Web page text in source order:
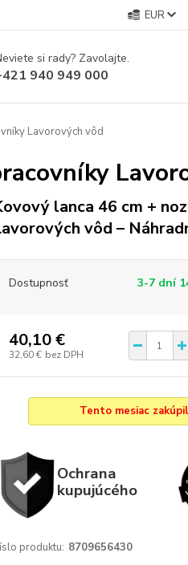
EUR
si rady? Zavolajte.
940 949 000
Lavorových vôd
lanca 46 cm +
vôd –
Dostupnosť 3-7 dní
40,10 €
32,60 € bez DPH
Tento mesiac
Ochrana
kupujúcého
produktu: 8709656430